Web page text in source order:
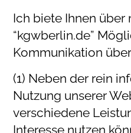
Ich biete Ihnen über
“kgwberlin.de”
Kommunikation
(1) Neben der rein
Nutzung unserer
verschiedene
Interesse nutzen